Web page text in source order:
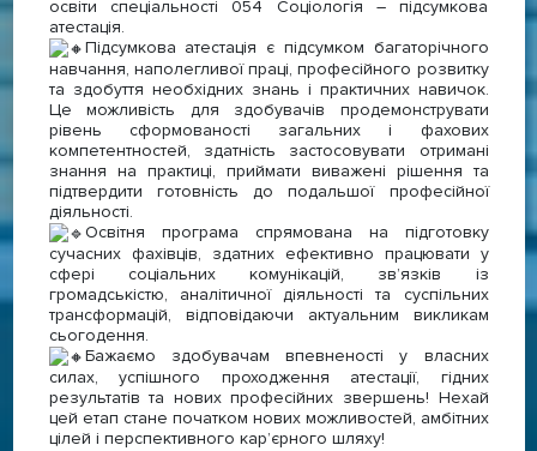
освіти спеціальності 054 Соціологія – підсумкова
атестація.
Підсумкова атестація є підсумком багаторічного
навчання, наполегливої праці, професійного розвитку
та здобуття необхідних знань і практичних навичок.
Це можливість для здобувачів продемонструвати
рівень сформованості загальних і фахових
компетентностей, здатність застосовувати отримані
знання на практиці, приймати виважені рішення та
підтвердити готовність до подальшої професійної
діяльності.
Освітня програма спрямована на підготовку
сучасних фахівців, здатних ефективно працювати у
сфері соціальних комунікацій, зв’язків із
громадськістю, аналітичної діяльності та суспільних
трансформацій, відповідаючи актуальним викликам
сьогодення.
Бажаємо здобувачам впевненості у власних
силах, успішного проходження атестації, гідних
результатів та нових професійних звершень! Нехай
цей етап стане початком нових можливостей, амбітних
цілей і перспективного кар’єрного шляху!